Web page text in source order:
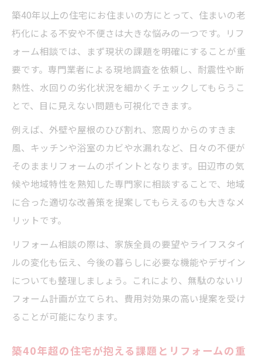
補助金を活かしたリフォーム費用の抑え方
とは
リフォーム相談で補助金制度を賢く利用す
る方法
田辺市のリフォーム補助金活用の注意点を
リフォームと補助金の併用で負担を軽減す
る工夫
安全で快適な住まい実現に欠かせないリフォー
ム知識
リフォームで重視すべき安全性と快適性の
基準
リフォーム相談で学ぶ耐震・省エネ対策の
基本
水回りのリフォームで暮らしを快適にする
築40年以上の住宅にお住まいの方にとって、住まいの老
朽化による不安や不便さは大きな悩みの一つです。リフ
ォーム相談では、まず現状の課題を明確にすることが重
要です。専門業者による現地調査を依頼し、耐震性や断
熱性、水回りの劣化状況を細かくチェックしてもらうこ
とで、目に見えない問題も可視化できます。
例えば、外壁や屋根のひび割れ、窓周りからのすきま
風、キッチンや浴室のカビや水漏れなど、日々の不便が
そのままリフォームのポイントとなります。田辺市の気
候や地域特性を熟知した専門家に相談することで、地域
に合った適切な改善策を提案してもらえるのも大きなメ
リットです。
リフォーム相談の際は、家族全員の要望やライフスタイ
ルの変化も伝え、今後の暮らしに必要な機能やデザイン
についても整理しましょう。これにより、無駄のないリ
フォーム計画が立てられ、費用対効果の高い提案を受け
ることが可能になります。
築40年超の住宅が抱える課題とリフォームの重